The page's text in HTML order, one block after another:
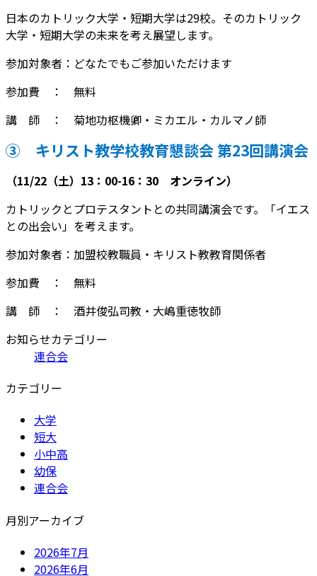
日本のカトリック大学・短期大学は29校。そのカトリック
大学・短期大学の未来を考え展望します。
参加対象者：どなたでもご参加いただけます
参加費 ： 無料
講 師 ： 菊地功枢機卿・ミカエル・カルマノ師
③ キリスト教学校教育懇談会 第23回講演会
（11/22（土）13：00-16：30 オンライン）
カトリックとプロテスタントとの共同講演会です。「イエス
との出会い」を考えます。
参加対象者：加盟校教職員・キリスト教教育関係者
参加費 ： 無料
講 師 ： 酒井俊弘司教・大嶋重徳牧師
お知らせカテゴリー
連合会
カテゴリー
大学
短大
小中高
幼保
連合会
月別アーカイブ
2026年7月
2026年6月